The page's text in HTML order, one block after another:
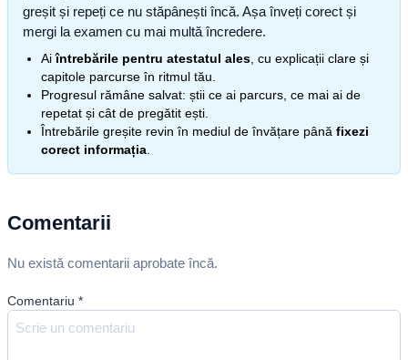
greșit și repeți ce nu stăpânești încă. Așa înveți corect și
mergi la examen cu mai multă încredere.
Aiîntrebările pentru atestatul ales , cu explicații clare și
capitole parcurse în ritmul tău.
Progresul rămâne salvat: știi ce ai parcurs, ce mai ai de
repetat și cât de pregătit ești.
Întrebările greșite revin în mediul de învățare până fixezi
corect informația
Comentarii
Nu există comentarii aprobate încă.
Comentariu *